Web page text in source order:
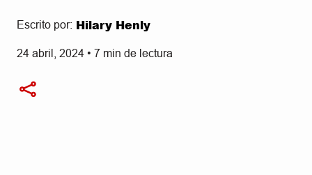
Escrito por: Hilary Henly
24 abril, 2024 • 7 min de lectura